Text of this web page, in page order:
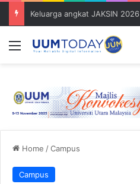
Menu
Home /Campus
Campus